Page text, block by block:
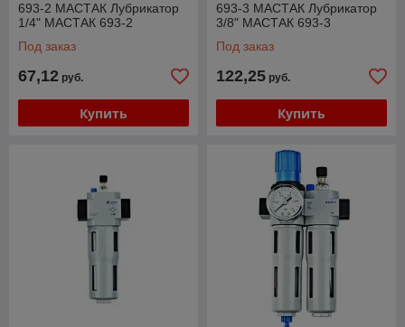
693-2 МАСТАК Лубрикатор
1/4" МАСТАК 693-2
Под заказ
67,12 руб.
Купить
693-3 МАСТАК Лубрикатор
3/8" МАСТАК 693-3
Под заказ
122,25 руб.
Купить